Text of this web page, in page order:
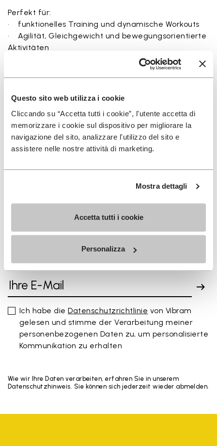
Questo sito web utilizza i cookie
Cliccando su “Accetta tutti i cookie”, l'utente accetta di
memorizzare i cookie sul dispositivo per migliorare la
navigazione del sito, analizzare l'utilizzo del sito e
assistere nelle nostre attività di marketing.
Mostra dettagli
Accetta tutti i cookie
Personalizza
Perfekt für:
• funktionelles Training und dynamische Workouts
• Agilität, Gleichgewicht und bewegungsorientierte
Aktivitäten
• natürliche Bewegung und Barfußtraining
Flexibilität suchen
Details
FAQs
MELDEN SIE SICH AN UND VERPASSEN SIE NICHT
UNSERE NEUESTEN ANGEBOTE
Ich habe dieDatenschutzrichtlinie von Vibram
gelesen und stimme der Verarbeitung meiner
personenbezogenen Daten zu, um personalisierte
Kommunikation zu erhalten
Wie wir Ihre Daten verarbeiten, erfahren Sie in unserem
Datenschutzhinweis. Sie können sich jederzeit wieder abmelden.